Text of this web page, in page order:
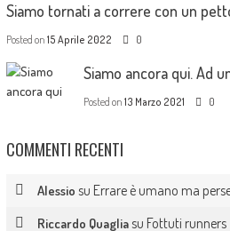
Siamo tornati a correre con un
Posted on 15 Aprile 2022 0
Siamo ancora qui. Ad
Posted on 13 Marzo 2021 0
COMMENTI RECENTI
Alessio su Errare è umano ma
Riccardo Quagliasu Fottuti runners